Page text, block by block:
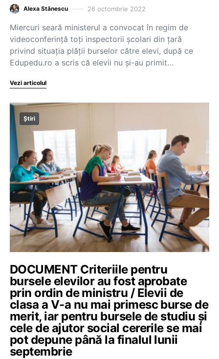
Alexa Stănescu 26 octombrie 2022
Miercuri seară ministerul a convocat în regim de
videoconferință toți inspectorii școlari din țară
privind situația plății burselor către elevi, după ce
Edupedu.ro a scris că elevii nu și-au primit…
Vezi articolul
Știri
DOCUMENT Criteriile pentru
bursele elevilor au fost aprobate
prin ordin de ministru / Elevii de
clasa a V-a nu mai primesc burse de
merit, iar pentru bursele de studiu și
cele de ajutor social cererile se mai
pot depune până la finalul lunii
septembrie